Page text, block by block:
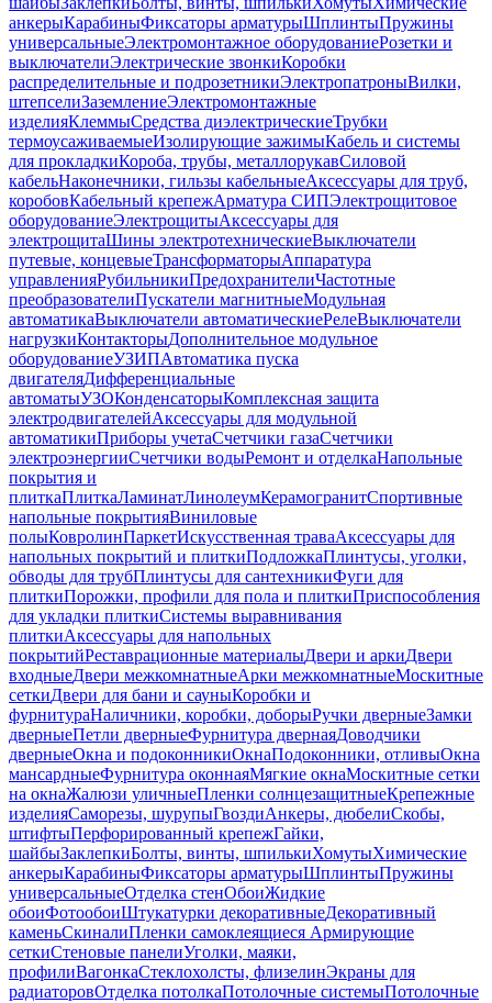
анкерыКарабиныФиксаторы арматурыШплинтыПружины
универсальныеЭлектромонтажное оборудованиеРозетки и
выключателиЭлектрические звонкиКоробки
распределительные и подрозетникиЭлектропатроныВилки,
штепселиЗаземлениеЭлектромонтажные
изделияКлеммыСредства диэлектрическиеТрубки
термоусаживаемыеИзолирующие зажимыКабель и системы
для прокладкиКороба, трубы, металлорукавСиловой
кабельНаконечники, гильзы кабельныеАксессуары для труб,
коробовКабельный крепежАрматура СИПЭлектрощитовое
оборудованиеЭлектрощитыАксессуары для
электрощитаШины электротехническиеВыключатели
путевые, концевыеТрансформаторыАппаратура
управленияРубильникиПредохранителиЧастотные
преобразователиПускатели магнитныеМодульная
автоматикаВыключатели автоматическиеРелеВыключатели
нагрузкиКонтакторыДополнительное модульное
оборудованиеУЗИПАвтоматика пуска
двигателяДифференциальные
автоматыУЗОКонденсаторыКомплексная защита
электродвигателейАксессуары для модульной
автоматикиПриборы учетаСчетчики газаСчетчики
электроэнергииСчетчики водыРемонт и отделкаНапольные
покрытия и
плиткаПлиткаЛаминатЛинолеумКерамогранитСпортивные
напольные покрытияВиниловые
полыКовролинПаркетИскусственная траваАксессуары для
напольных покрытий и плиткиПодложкаПлинтусы, уголки,
обводы для трубПлинтусы для сантехникиФуги для
плиткиПорожки, профили для пола и плиткиПриспособления
для укладки плиткиСистемы выравнивания
плиткиАксессуары для напольных
покрытийРеставрационные материалыДвери и аркиДвери
входныеДвери межкомнатныеАрки межкомнатныеМоскитные
сеткиДвери для бани и сауныКоробки и
фурнитураНаличники, коробки, доборыРучки дверныеЗамки
дверныеПетли дверныеФурнитура двернаяДоводчики
дверныеОкна и подоконникиОкнаПодоконники, отливыОкна
мансардныеФурнитура оконнаяМягкие окнаМоскитные сетки
на окнаЖалюзи уличныеПленки солнцезащитныеКрепежные
изделияСаморезы, шурупыГвоздиАнкеры, дюбелиСкобы,
штифтыПерфорированный крепежГайки,
шайбыЗаклепкиБолты, винты, шпилькиХомутыХимические
анкерыКарабиныФиксаторы арматурыШплинтыПружины
универсальныеОтделка стенОбоиЖидкие
обоиФотообоиШтукатурки декоративныеДекоративный
каменьСкиналиПленки самоклеящиеся Армирующие
сеткиСтеновые панелиУголки, маяки,
профилиВагонкаСтеклохолсты, флизелинЭкраны для
радиаторовОтделка потолкаПотолочные системыПотолочные